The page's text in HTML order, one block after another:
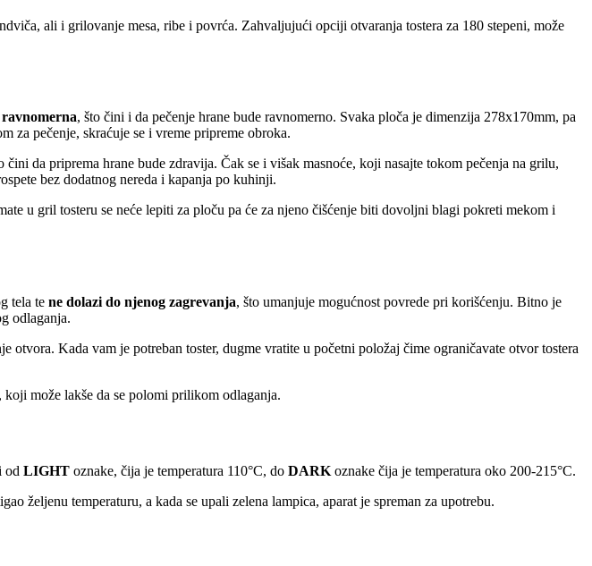
ali i grilovanje mesa, ribe i povrća. Zahvaljujući opciji otvaranja tostera za 180 stepeni, može
, što čini i da pečenje hrane bude ravnomerno. Svaka ploča je dimenzija 278x170mm, pa
za pečenje, skraćuje se i vreme pripreme obroka.
da priprema hrane bude zdravija. Čak se i višak masnoće, koji nasajte tokom pečenja na grilu,
bez dodatnog nereda i kapanja po kuhinji.
u gril tosteru se neće lepiti za ploču pa će za njeno čišćenje biti dovoljni blagi pokreti mekom i
tela te ne dolazi do njenog zagrevanja, što umanjuje mogućnost povrede pri korišćenju. Bitno je
odlaganja.
otvora. Kada vam je potreban toster, dugme vratite u početni položaj čime ograničavate otvor tostera
koji može lakše da se polomi prilikom odlaganja.
od LIGHT oznake, čija je temperatura 110°C, do DARK oznake čija je temperatura oko 200-215°C.
željenu temperaturu, a kada se upali zelena lampica, aparat je spreman za upotrebu.